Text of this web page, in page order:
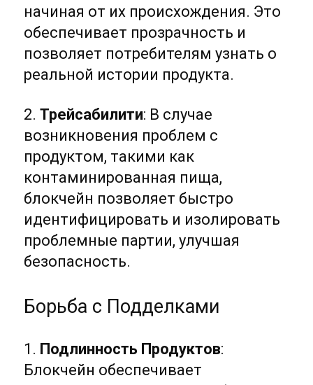
начиная от их происхождения. Это
обеспечивает прозрачность и
позволяет потребителям узнать о
реальной истории продукта.
2. Трейсабилити: В случае
возникновения проблем с
продуктом, такими как
контаминированная пища,
блокчейн позволяет быстро
идентифицировать и изолировать
проблемные партии, улучшая
безопасность.
Борьба с Подделками
1. Подлинность Продуктов:
Блокчейн обеспечивает